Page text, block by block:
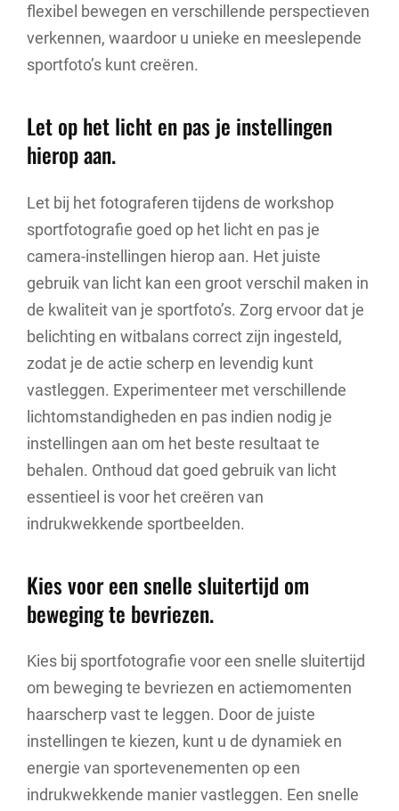
flexibel bewegen en verschillende perspectieven
verkennen, waardoor u unieke en meeslepende
sportfoto’s kunt creëren.
Let op het licht en pas je instellingen
hierop aan.
Let bij het fotograferen tijdens de workshop
sportfotografie goed op het licht en pas je
camera-instellingen hierop aan. Het juiste
gebruik van licht kan een groot verschil maken in
de kwaliteit van je sportfoto’s. Zorg ervoor dat je
belichting en witbalans correct zijn ingesteld,
zodat je de actie scherp en levendig kunt
vastleggen. Experimenteer met verschillende
lichtomstandigheden en pas indien nodig je
instellingen aan om het beste resultaat te
behalen. Onthoud dat goed gebruik van licht
essentieel is voor het creëren van
indrukwekkende sportbeelden.
Kies voor een snelle sluitertijd om
beweging te bevriezen.
Kies bij sportfotografie voor een snelle sluitertijd
om beweging te bevriezen en actiemomenten
haarscherp vast te leggen. Door de juiste
instellingen te kiezen, kunt u de dynamiek en
energie van sportevenementen op een
indrukwekkende manier vastleggen. Een snelle